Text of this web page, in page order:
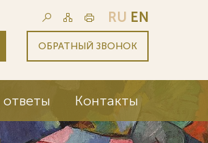
RU EN
ОБРАТНЫЙ ЗВОНОК
Контакты